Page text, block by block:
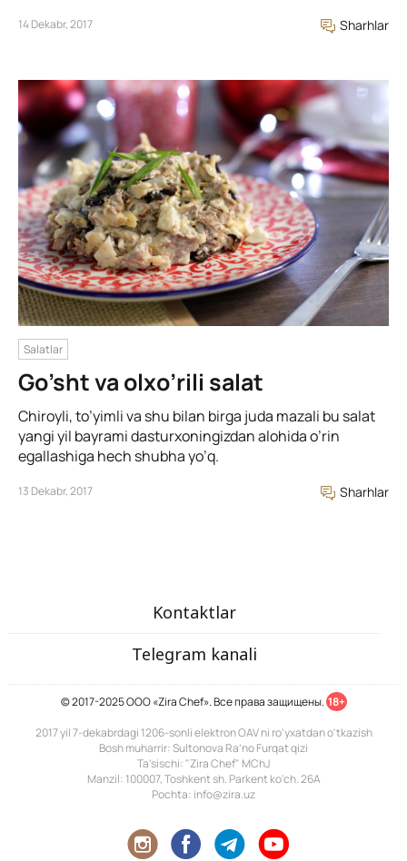
14 Dekabr, 2017 Sharhlar
Salatlar
Go’sht va olxo’rili salat
Chiroyli, to’yimli va shu bilan birga juda mazali bu salat
yangi yil bayrami dasturxoningizdan alohida o’rin
egallashiga hech shubha yo’q.
13 Dekabr, 2017 Sharhlar
Kontaktlar
Telegram kanali
© 2017-2025 ООО «Zira Chef». Все права защищены. 18+
2017 yil 7-dekabrdagi 1206-sonli elektron OAV ni ro'yxatdan o'tkazish
Bosh muharrir: Sultonova Ra’no Furqat qizi
Ta'sischi: "Zira Chef" MChJ
Manzil: 100007, Toshkent sh. Parkent ko'ch. 26A
Pochta: info@zira.uz